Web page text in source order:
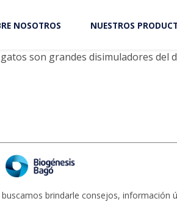
NOSOTROS NUESTROS
son grandes disimuladores del
brindarle consejos, información